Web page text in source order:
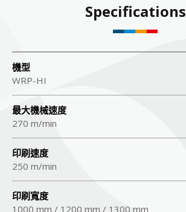
Specifications
機型
WRP-HI
最大機械速度
270 m/min
印刷速度
250 m/min
印刷寬度
1000 mm / 1200 mm / 1300 mm